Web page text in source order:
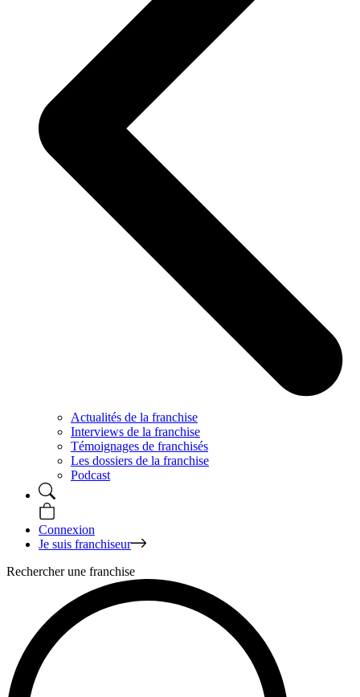
Actualités de la franchise
Interviews de la franchise
Témoignages de franchisés
Les dossiers de la franchise
Podcast
Connexion
Je suis franchiseur
Rechercher une franchise